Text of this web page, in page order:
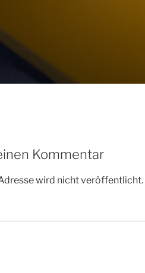
Kommentar
wird nicht veröffentlicht.